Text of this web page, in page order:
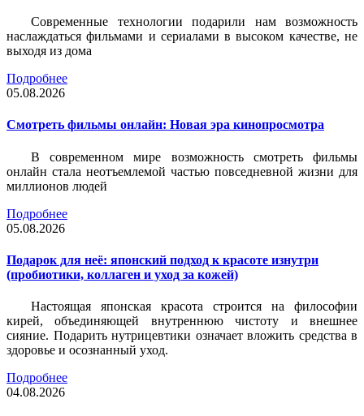
Современные технологии подарили нам возможность
наслаждаться фильмами и сериалами в высоком качестве, не
выходя из дома
Подробнее
05.08.2026
Смотреть фильмы онлайн: Новая эра кинопросмотра
В современном мире возможность смотреть фильмы
онлайн стала неотъемлемой частью повседневной жизни для
миллионов людей
Подробнее
05.08.2026
Подарок для неё: японский подход к красоте изнутри
(пробиотики, коллаген и уход за кожей)
Настоящая японская красота строится на философии
кирей, объединяющей внутреннюю чистоту и внешнее
сияние. Подарить нутрицевтики означает вложить средства в
здоровье и осознанный уход.
Подробнее
04.08.2026